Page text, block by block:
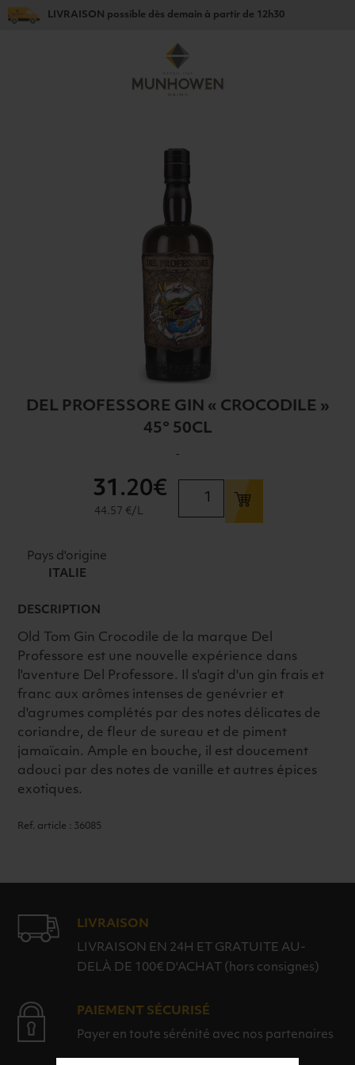
LIVRAISON possible dès demain à partir de 12h30
DEL PROFESSORE GIN « CROCODILE »
45° 50CL
-
31 .20€
44.57 €/L
Pays d'origine
ITALIE
DESCRIPTION
Old Tom Gin Crocodile de la marque Del
Professore est une nouvelle expérience dans
l'aventure Del Professore. Il s'agit d'un gin frais et
franc aux arômes intenses de genévrier et
d'agrumes complétés par des notes délicates de
coriandre, de fleur de sureau et de piment
jamaïcain. Ample en bouche, il est doucement
adouci par des notes de vanille et autres épices
exotiques.
Ref. article : 36085
LIVRAISON
LIVRAISON EN 24H ET GRATUITE AU-
DELÀ DE 100€ D'ACHAT (hors consignes)
PAIEMENT SÉCURISÉ
Payer en toute sérénité avec nos partenaires